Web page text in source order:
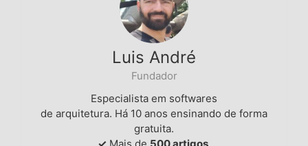
Luis André
Fundador
Especialista em softwares
de arquitetura. Há 10 anos ensinando de forma
gratuita.